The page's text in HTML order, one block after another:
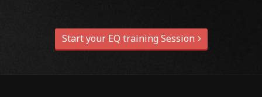
Start your EQ training Session